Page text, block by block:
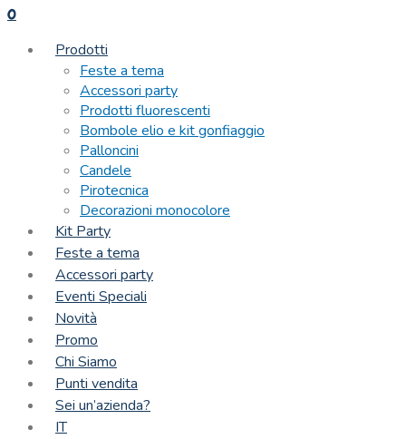
0
Prodotti
Feste a tema
Accessori party
Prodotti fluorescenti
Bombole elio e kit gonfiaggio
Palloncini
Candele
Pirotecnica
Decorazioni monocolore
Kit Party
Feste a tema
Accessori party
Eventi Speciali
Novità
Promo
Chi Siamo
Punti vendita
Sei un’azienda?
IT